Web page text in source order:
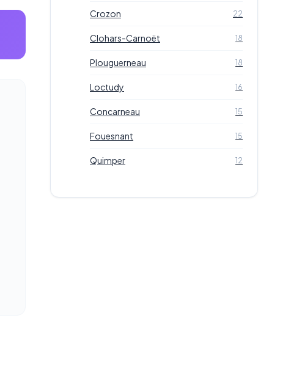
Crozon 22
Clohars-Carnoët 18
Plouguerneau 18
Loctudy 16
Concarneau 15
Fouesnant 15
Quimper 12